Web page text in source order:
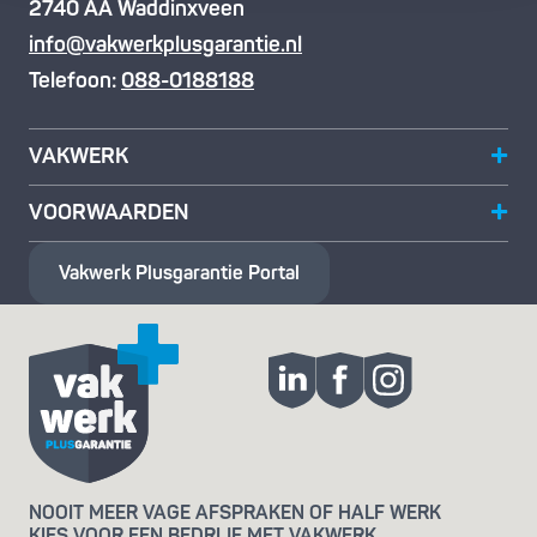
2740 AA Waddinxveen
info@vakwerkplusgarantie.nl
Telefoon: 088-0188188
VAKWERK
VOORWAARDEN
Vakwerk Plusgarantie Portal
NOOIT MEER VAGE AFSPRAKEN OF HALF WERK